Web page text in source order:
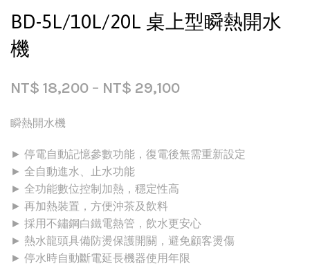
BD-5L/10L/20L 桌上型瞬熱開水
機
NT$ 18,200 – NT$ 29,100
瞬熱開水機
► 停電自動記憶參數功能，復電後無需重新設定
► 全自動進水、止水功能
► 全功能數位控制加熱，穩定性高
► 再加熱裝置，方便沖茶及飲料
► 採用不鏽鋼白鐵電熱管，飲水更安心
► 熱水龍頭具備防燙保護開關，避免顧客燙傷
► 停水時自動斷電延長機器使用年限